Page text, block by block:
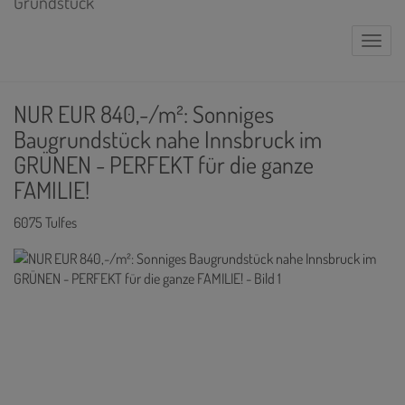
NUR EUR 840,-/m²: Sonniges
Baugrundstück nahe Innsbruck im
GRÜNEN - PERFEKT für die ganze
FAMILIE!
6075 Tulfes